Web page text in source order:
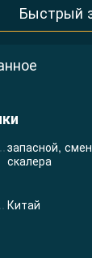
Быстрый
запасной,
скалера
Китай